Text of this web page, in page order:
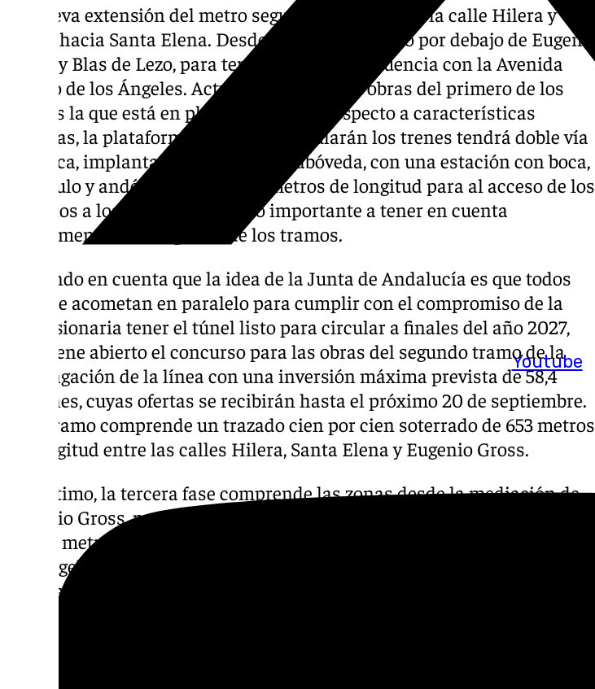
Youtube
La nueva extensión del metro seguirá por debajo de la calle Hilera y
girará hacia Santa Elena. Desde allí, enfilará recto por debajo de Eugenio
Gross y Blas de Lezo, para terminar en la confluencia con la Avenida
Arroyo de los Ángeles. Actualmente, son las obras del primero de los
tramos la que está en plena ejecución. Respecto a características
técnicas, la plataforma por la que circularán los trenes tendrá doble vía
en placa, implantada sobre la contrabóveda, con una estación con boca,
vestíbulo y andén central, de 66 metros de longitud para al acceso de los
usuarios a los trenes. Otro paso importante a tener en cuenta
actualmente es el segundo de los tramos.
Teniendo en cuenta que la idea de la Junta de Andalucía es que todos
ellos se acometan en paralelo para cumplir con el compromiso de la
concesionaria tener el túnel listo para circular a finales del año 2027,
mantiene abierto el concurso para las obras del segundo tramo de la
prolongación de la línea con una inversión máxima prevista de 58,4
millones, cuyas ofertas se recibirán hasta el próximo 20 de septiembre.
Este tramo comprende un trazado cien por cien soterrado de 653 metros
de longitud entre las calles Hilera, Santa Elena y Eugenio Gross.
Por último, la tercera fase comprende las zonas desde la mediación de
Eugenio Gross, por Blas de Lezo hasta el Hospital Civil, con una longitud
de 667 metros. Concretamente será antes de llegar a la avenida Arroyo de
los Ángeles, a la derecha del Hospital Civil, donde se ubicará la tercera
parada con el mismo nombre. El crecimiento del suburbano malagueño